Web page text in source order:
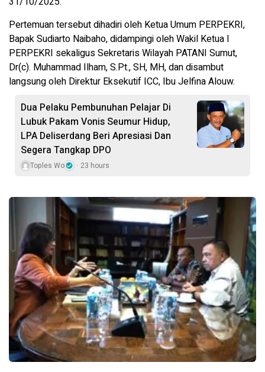
Pertemuan tersebut dihadiri oleh Ketua Umum PERPEKRI,
Bapak Sudiarto Naibaho, didampingi oleh Wakil Ketua I
PERPEKRI sekaligus Sekretaris Wilayah PATANI Sumut,
Dr(c). Muhammad Ilham, S.Pt., SH, MH, dan disambut
langsung oleh Direktur Eksekutif ICC, Ibu Jelfina Alouw.
Dua Pelaku Pembunuhan Pelajar Di
Lubuk Pakam Vonis Seumur Hidup,
LPA Deliserdang Beri Apresiasi Dan
Segera Tangkap DPO
Toples Wo 23 hours